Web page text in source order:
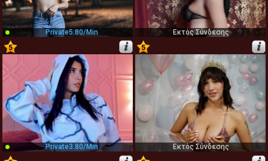
Private5.80/min
Εκτός Σύνδεσης
5
Private3.80/min
5
Εκτός Σύνδεσης